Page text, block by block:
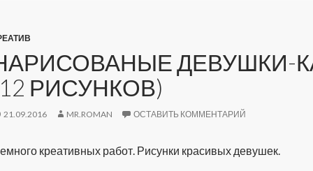
ДЕВУШКИ-
РИСУНКОВ)
21.09.2016 MR.ROMAN ОСТАВИТЬ КОММЕНТАРИЙ
креативных работ. Рисунки красивых девушек.